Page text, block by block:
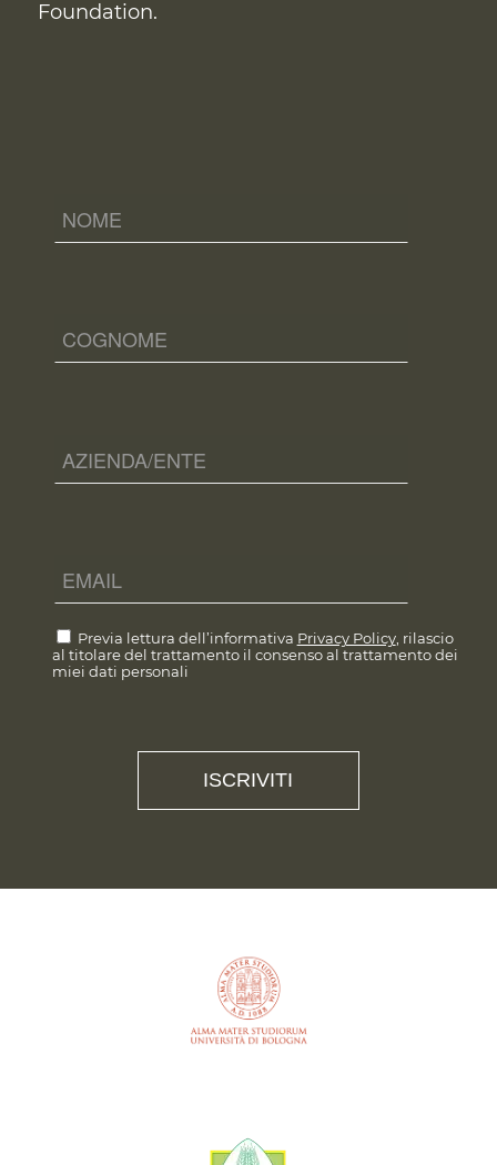
Foundation.
Previa lettura dell’informativa Privacy Policy, rilascio
al titolare del trattamento il consenso al trattamento dei
miei dati personali